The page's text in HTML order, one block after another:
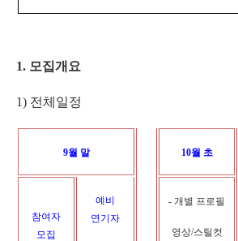
1. 모집개요
1) 전체일정
9월 말 10월 초
참여자
모집
예비
연기자
- 개별 프로필
영상/스틸컷